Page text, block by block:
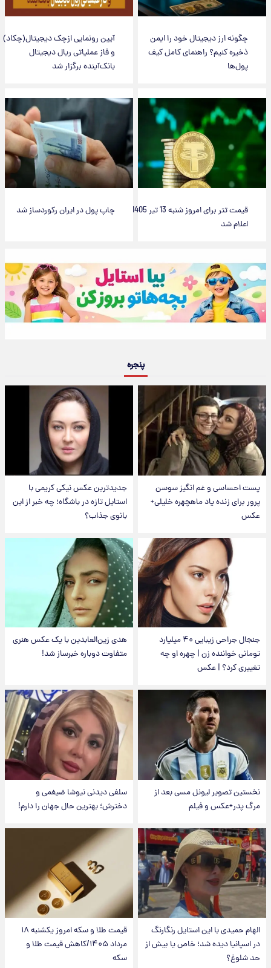
چگونه ارز دیجیتال خود را ایمن
ذخیره کنیم؟ راهنمای کامل کیف
پول‌ها
آیین رونمایی ازچک دیجیتال(چکاد)
و فاز عملیاتی ریال دیجیتال
بانک‌آینده برگزار شد
قیمت تتر برای امروز شنبه 13 تیر 1405
اعلام شد
چاپ پول در ایران رکوردساز شد
پنجره
پست احساسی و غم انگیز سوسن
پرور برای زنده یاد ماهچهره خلیلی+
عکس
جدیدترین عکس نیکی کریمی با
استایل تازه در باشگاه؛ چه خبر از این
بانوی جذاب؟
جنجال جراحی زیبایی ۴۰ میلیارد
تومانی خواننده زن | چهره او چه
تغییری کرد؟ | عکس
هدی زین‌العابدین با یک عکس هنری
متفاوت دوباره خبرساز شد!
نخستین تصویر لیونل مسی بعد از
مرگ پدر+عکس و فیلم
سلفی دیدنی نیوشا ضیغمی و
دخترش؛ بهترین حال جهان را دارم!
الهام حمیدی با این استایل رنگارنگ
در اسپانیا دیده شد؛ خاص یا بیش از
حد شلوغ؟
قیمت طلا و سکه امروز یکشنبه ۱۸
مرداد ۱۴۰۵/کاهش قیمت طلا و
سکه